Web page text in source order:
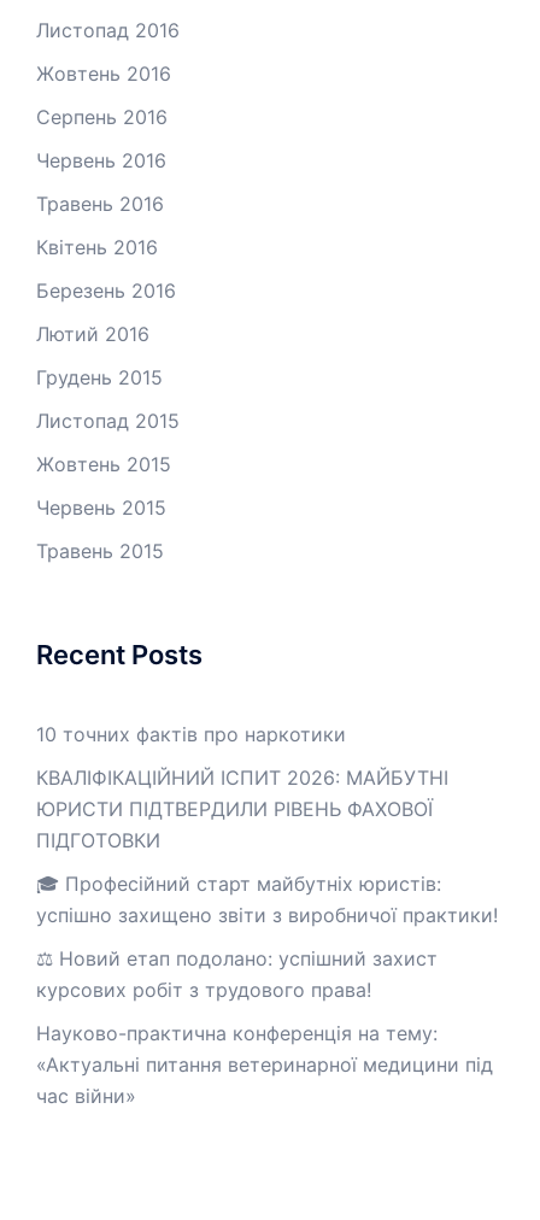
Листопад 2016
Жовтень 2016
Серпень 2016
Червень 2016
Травень 2016
Квітень 2016
Березень 2016
Лютий 2016
Грудень 2015
Листопад 2015
Жовтень 2015
Червень 2015
Травень 2015
Recent Posts
10 точних фактів про наркотики
КВАЛІФІКАЦІЙНИЙ ІСПИТ 2026: МАЙБУТНІ
ЮРИСТИ ПІДТВЕРДИЛИ РІВЕНЬ ФАХОВОЇ
ПІДГОТОВКИ
🎓 Професійний старт майбутніх юристів:
успішно захищено звіти з виробничої практики!
⚖️ Новий етап подолано: успішний захист
курсових робіт з трудового права!
Науково-практична конференція на тему:
«Актуальні питання ветеринарної медицини під
час війни»